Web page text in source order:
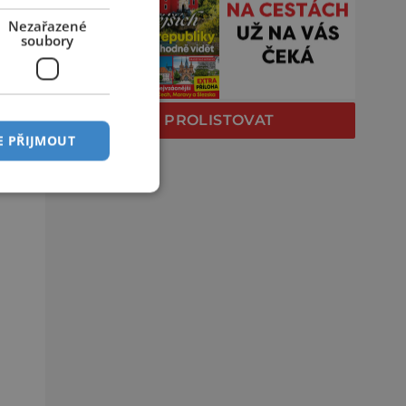
PROLISTOVAT
Nezařazené
soubory
PŘIJMOUT